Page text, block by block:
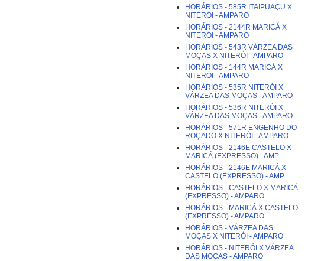
HORÁRIOS - 585R ITAIPUAÇU X
NITERÓI - AMPARO
HORÁRIOS - 2144R MARICÁ X
NITERÓI - AMPARO
HORÁRIOS - 543R VÁRZEA DAS
MOÇAS X NITERÓI - AMPARO
HORÁRIOS - 144R MARICÁ X
NITERÓI - AMPARO
HORÁRIOS - 535R NITERÓI X
VÁRZEA DAS MOÇAS - AMPARO
HORÁRIOS - 536R NITERÓI X
VÁRZEA DAS MOÇAS - AMPARO
HORÁRIOS - 571R ENGENHO DO
ROÇADO X NITERÓI - AMPARO
HORÁRIOS - 2146E CASTELO X
MARICÁ (EXPRESSO) - AMP...
HORÁRIOS - 2146E MARICÁ X
CASTELO (EXPRESSO) - AMP...
HORÁRIOS - CASTELO X MARICÁ
(EXPRESSO) - AMPARO
HORÁRIOS - MARICÁ X CASTELO
(EXPRESSO) - AMPARO
HORÁRIOS - VÁRZEA DAS
MOÇAS X NITERÓI - AMPARO
HORÁRIOS - NITERÓI X VÁRZEA
DAS MOÇAS - AMPARO